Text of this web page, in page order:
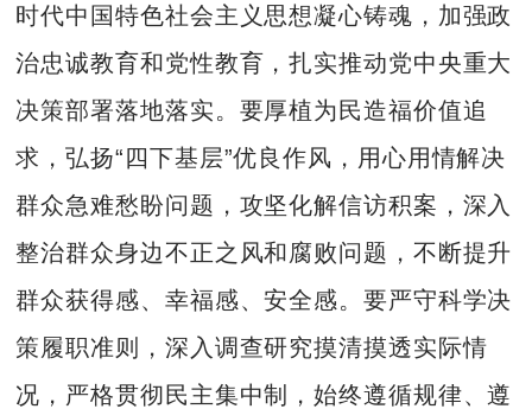
时代中国特色社会主义思想凝心铸魂，加强政
治忠诚教育和党性教育，扎实推动党中央重大
决策部署落地落实。要厚植为民造福价值追
求，弘扬“四下基层”优良作风，用心用情解决
群众急难愁盼问题，攻坚化解信访积案，深入
整治群众身边不正之风和腐败问题，不断提升
群众获得感、幸福感、安全感。要严守科学决
策履职准则，深入调查研究摸清摸透实际情
况，严格贯彻民主集中制，始终遵循规律、遵